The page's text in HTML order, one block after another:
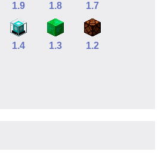
1.9 1.8 1.7
1.4 1.3 1.2